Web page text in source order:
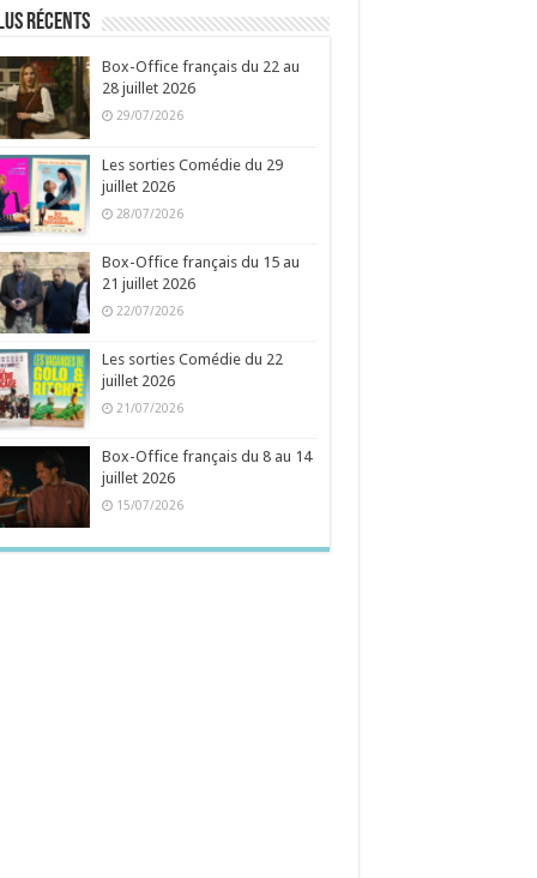
récents
Box-Office français du 22 au
28 juillet 2026
29/07/2026
Les sorties Comédie du 29
juillet 2026
28/07/2026
Box-Office français du 15 au
21 juillet 2026
22/07/2026
Les sorties Comédie du 22
juillet 2026
21/07/2026
Box-Office français du 8 au 14
juillet 2026
15/07/2026